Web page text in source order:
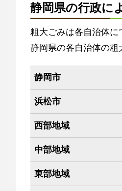
静岡県の行政に
粗大ごみは各自治体に
静岡県の各自治体の粗
静岡市
浜松市
西部地域
中部地域
東部地域